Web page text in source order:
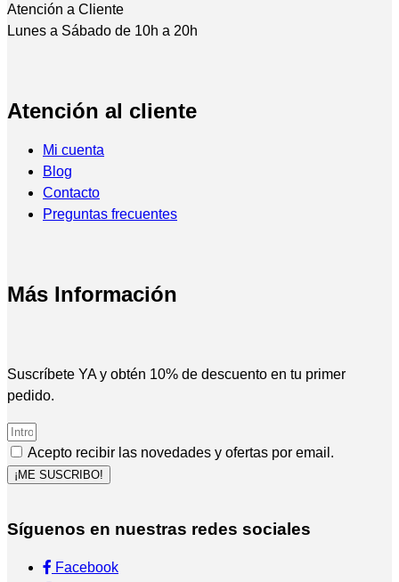
Atención a Cliente
Lunes a Sábado de 10h a 20h
Atención al cliente
Mi cuenta
Blog
Contacto
Preguntas frecuentes
Más Información
Suscríbete YA y obtén 10% de descuento en tu primer
pedido.
Acepto recibir las novedades y ofertas por email.
¡ME SUSCRIBO!
Síguenos en nuestras redes sociales
Facebook